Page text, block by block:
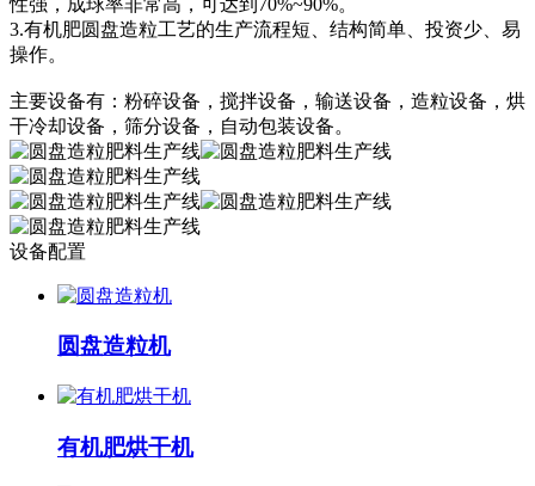
3.有机肥圆盘造粒工艺的生产流程短、结构简单、投资少、易
操作。
主要设备有：粉碎设备，搅拌设备，输送设备，造粒设备，烘
干冷却设备，筛分设备，自动包装设备。
设备配置
圆盘造粒机
有机肥烘干机